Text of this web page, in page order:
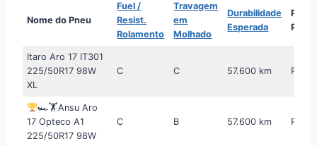
Nome do Pneu
Fuel /
Resist.
Rolamento
Travagem
em
Molhado
Durabilidade
Esperada
Itaro Aro 17 IT301
225/50R17 98W
XL
C C 57.600 km R$
🏎🏋Ansu Aro
17 Opteco A1
225/50R17 98W
C B 57.600 km R$